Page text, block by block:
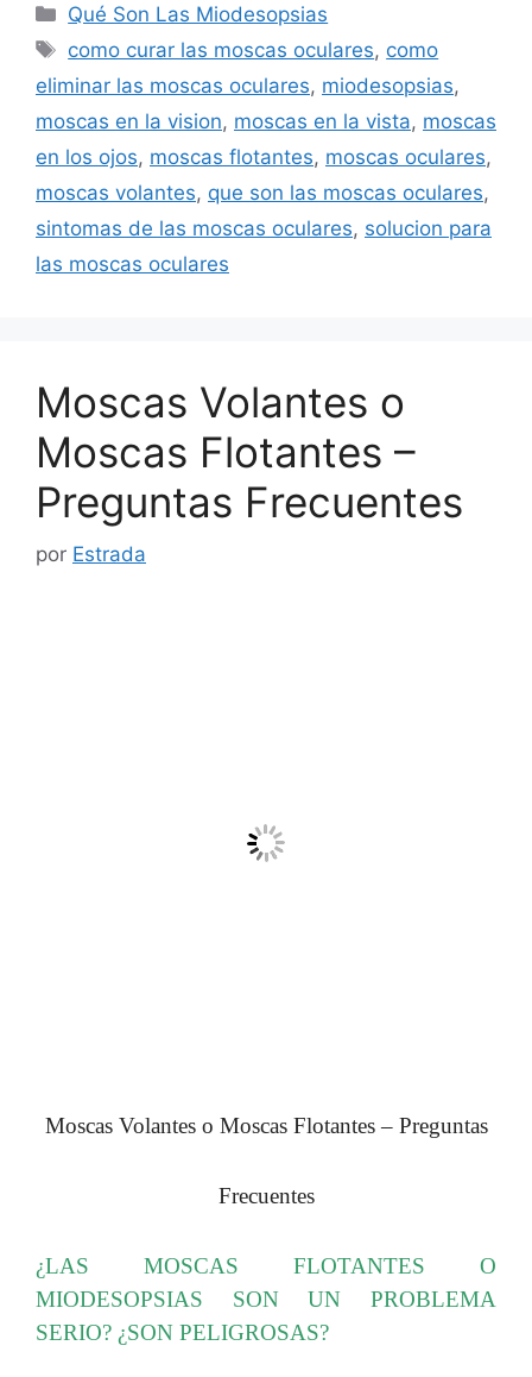
Categorías
Qué Son Las Miodesopsias
Etiquetas
como curar las moscas oculares, como
eliminar las moscas oculares, miodesopsias,
moscas en la vision, moscas en la vista, moscas
en los ojos, moscas flotantes, moscas oculares,
moscas volantes, que son las moscas oculares,
sintomas de las moscas oculares, solucion para
las moscas oculares
Moscas Volantes o
Moscas Flotantes –
Preguntas Frecuentes
por Estrada
Moscas Volantes o Moscas Flotantes – Preguntas
Frecuentes
¿LAS MOSCAS FLOTANTES O
MIODESOPSIAS SON UN PROBLEMA
SERIO? ¿SON PELIGROSAS?